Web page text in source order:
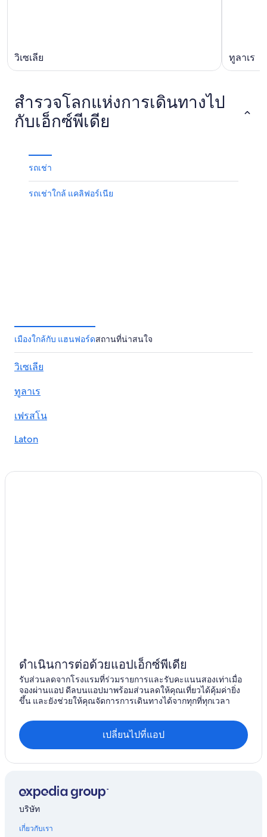
วิเซเลีย ทูลาเร
สำรวจโลกแห่งการเดินทางไป
กับเอ็กซ์พีเดีย
รถเช่า
รถเช่าใกล้ แคลิฟอร์เนีย
เมืองใกล้กับ แฮนฟอร์ดสถานที่น่าสนใจ
วิเซเลีย
ทูลาเร
เฟรสโน
Laton
ดำเนินการต่อด้วยแอปเอ็กซ์พีเดีย
รับส่วนลดจากโรงแรมที่ร่วมรายการและรับคะแนนสองเท่าเมื่อ
จองผ่านแอป ดีลบนแอปมาพร้อมส่วนลดให้คุณเที่ยวได้คุ้มค่ายิ่ง
ขึ้น และยังช่วยให้คุณจัดการการเดินทางได้จากทุกที่ทุกเวลา
เปลี่ยนไปที่แอป
บริษัท
เกี่ยวกับเรา